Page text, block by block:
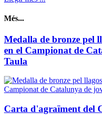
Més...
Medalla de bronze pel
en el Campionat de
Taula
Carta d'agraïment del